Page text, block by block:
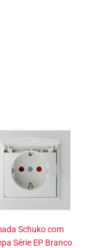
Schuko com
Série EP Branco